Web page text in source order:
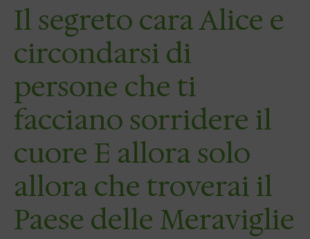
Il segreto cara Alice e
circondarsi di
persone che ti
facciano sorridere il
cuore E allora solo
allora che troverai il
Paese delle Meraviglie